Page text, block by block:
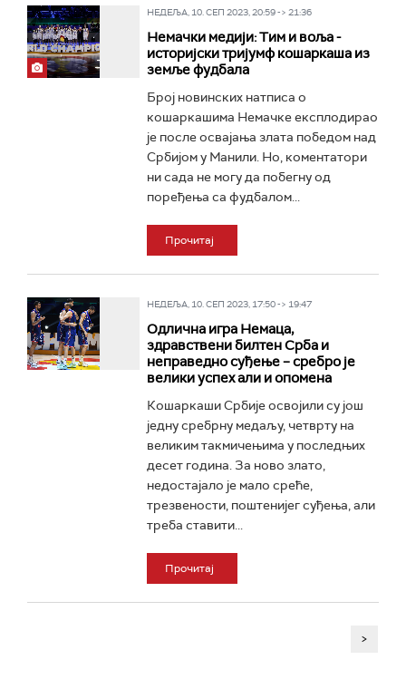
НЕДЕЉА, 10. СЕП 2023, 20:59 -> 21:36
Немачки медији: Тим и воља -
историјски тријумф кошаркаша из
земље фудбала
Број новинских натписа о
кошаркашима Немачке експлодирао
је после освајања злата победом над
Србијом у Манили. Но, коментатори
ни сада не могу да побегну од
поређења са фудбалом...
Прочитај
НЕДЕЉА, 10. СЕП 2023, 17:50 -> 19:47
Одлична игра Немаца,
здравствени билтен Срба и
неправедно суђење – сребро је
велики успех али и опомена
Кошаркаши Србије освојили су још
једну сребрну медаљу, четврту на
великим такмичењима у последњих
десет година. За ново злато,
недостајало је мало среће,
трезвености, поштенијег суђења, али
треба ставити...
Прочитај
>